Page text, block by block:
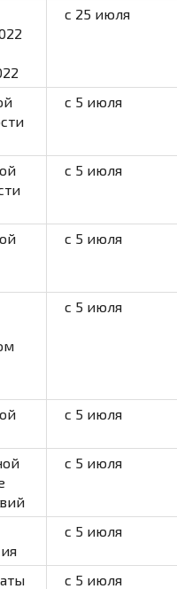
с 25 июля
с 5 июля
с 5 июля
с 5 июля
с 5 июля
с 5 июля
с 5 июля
с 5 июля
с 5 июля